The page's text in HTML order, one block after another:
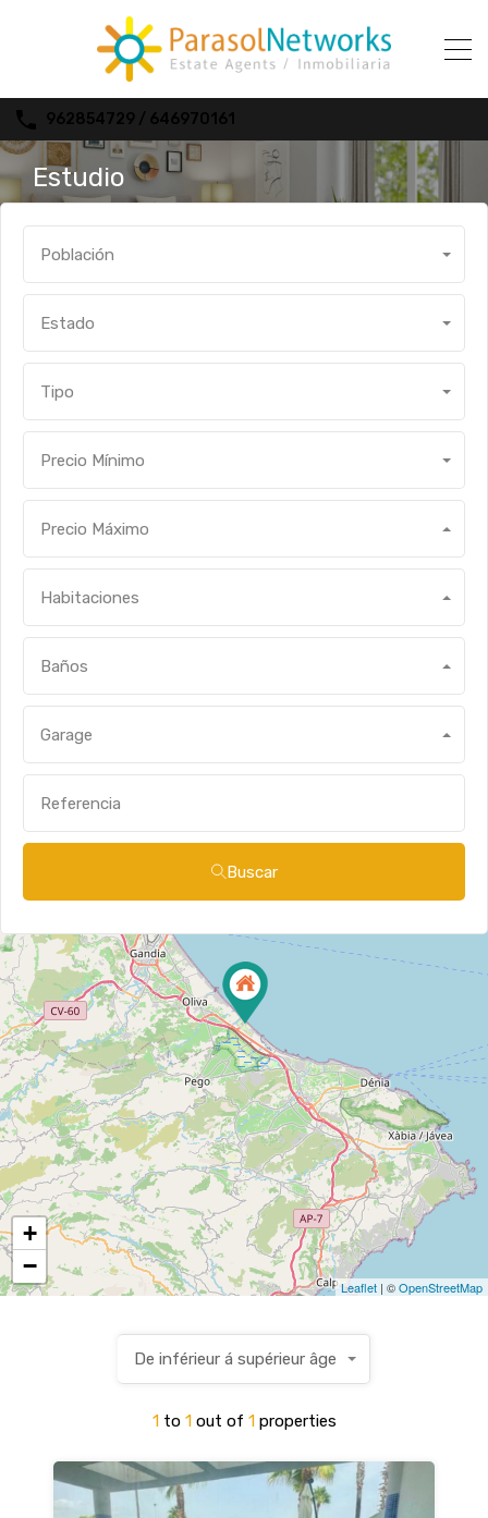
962854729 / 646970161
Estudio
Población
Estado
Tipo
Precio Mínimo
Precio Máximo
Habitaciones
Baños
Garage
Buscar
+
−
Leaflet | ©OpenStreetMap
1 to 1 out of 1 properties
De inférieur á supérieur âge